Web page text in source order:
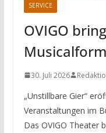
SERVICE
OVIGO
30. Juli 2026
„Unstillbare Gier“
Veranstaltungen im
Das OVIGO Theater